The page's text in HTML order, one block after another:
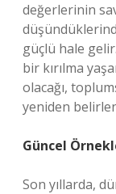
değerlerinin
güçlü hale
bir kırılma
olacağı,
yeniden
Güncel
Son yıllarda,